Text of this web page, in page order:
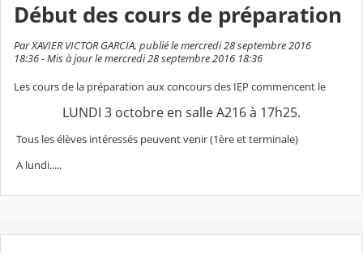
Début des cours de préparation
Par XAVIER VICTOR GARCIA, publié le mercredi 28 septembre 2016
18:36 - Mis à jour le mercredi 28 septembre 2016 18:36
Les cours de la préparation aux concours des IEP commencent le
LUNDI 3 octobre en salle A216 à 17h25.
Tous les élèves intéressés peuvent venir (1ère et terminale)
A lundi.....